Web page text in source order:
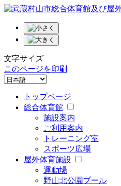
文字サイズ
このページを印刷
トップページ
総合体育館
施設案内
ご利用案内
トレーニング室
スポーツ広場
屋外体育施設
運動場
野山北公園プール